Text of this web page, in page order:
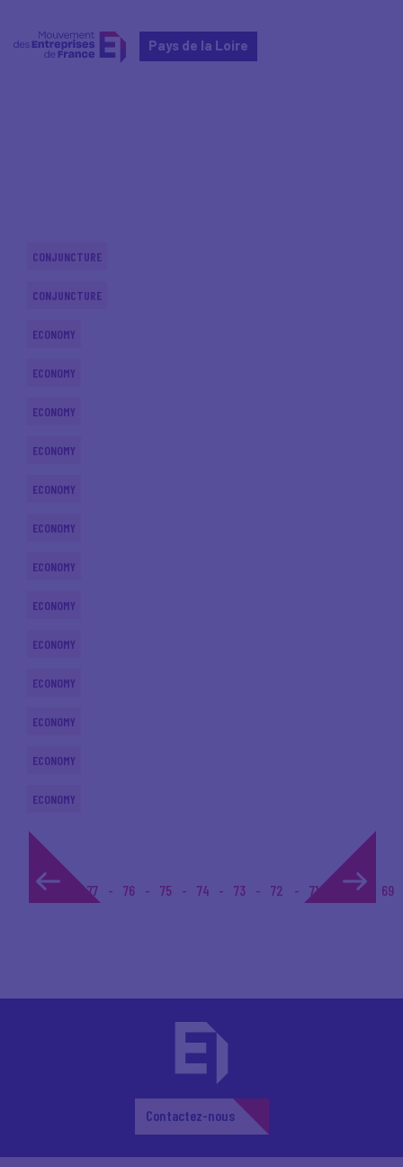
Pays de la Loire
CONJUNCTURE
CONJUNCTURE
ECONOMY
ECONOMY
ECONOMY
ECONOMY
ECONOMY
ECONOMY
ECONOMY
ECONOMY
ECONOMY
ECONOMY
ECONOMY
ECONOMY
ECONOMY
1... 77 76 75 74 73 72 71 69
Contactez-nous